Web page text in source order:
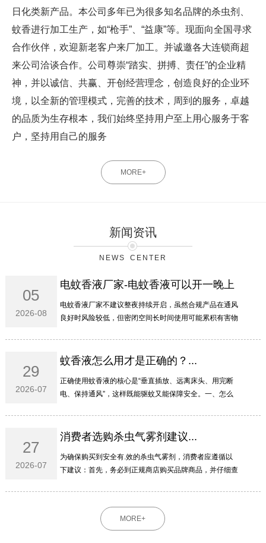
日化类新产品。本公司多年已为很多知名品牌的杀虫剂、
蚊香进行加工生产，如“枪手”、“益康”等。现面向全国寻求
合作伙伴，欢迎新老客户来厂加工。并诚邀各大连锁商超
来公司洽谈合作。公司尊崇“踏实、拼搏、责任”的企业精
神，并以诚信、共赢、开创经营理念，创造良好的企业环
境，以全新的管理模式，完善的技术，周到的服务，卓越
的品质为生存根本，我们始终坚持用户至上用心服务于客
户，坚持用自己的服务
MORE+
新闻资讯
NEWS CENTER
05
2026-08
电蚊香液厂家-电蚊香液可以开一晚上
吗...
电蚊香液厂家不建议整夜持续开启‌，虽然合规产品在通风
良好时风险较低，但密闭空间长时间使用可能累积有害物
29
2026-07
蚊香液怎么用才是正确的？...
正确使用蚊香液的核心是“垂直插放、远离床头、用完断
电、保持通风”‌，这样既能驱蚊又能保障安全。‌‌‌一、怎么
27
2026-07
消费者选购杀虫气雾剂建议...
为确保购买到安全有.效的杀虫气雾剂，消费者应遵循以
下建议：首先，务必到正规商店购买品牌商品，并仔细查
MORE+